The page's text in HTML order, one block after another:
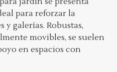
para reforzar la
galerías. Robustas,
movibles, se suelen
en espacios con